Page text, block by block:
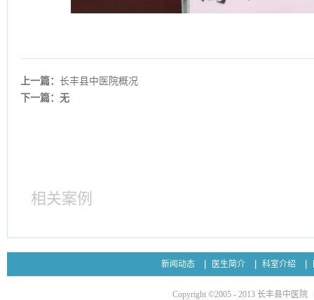
上一篇：长丰县中医院概况
下一篇：无
相关案例
新闻动态 医生简介 科室介绍
Copyright ©2005 - 2013 长丰县中医院